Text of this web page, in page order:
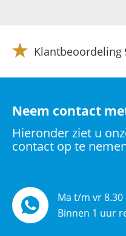
Klantbeoordeling
Neem contact
Hieronder ziet u
contact op te
Ma t/m vr 8.30
Binnen 1 uur